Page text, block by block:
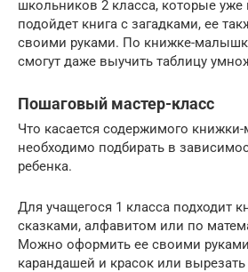
школьников 2 класса, которые уже
подойдет книга с загадками, ее
своими руками. По книжке-
смогут даже выучить таблицу
Пошаговый мастер-класс
Что касается содержимого
необходимо подбирать в
ребенка.
Для учащегося 1 класса подходит
сказками, алфавитом или по
Можно оформить ее своими
карандашей и красок или